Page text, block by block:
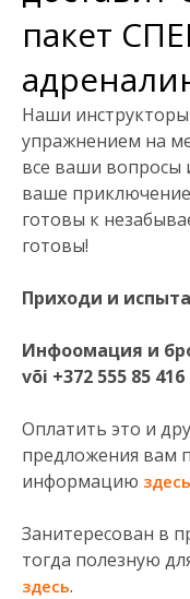
пакет
Наши
упражнением на
все ваши вопросы
ваше
готовы к
готовы!
Приходи и
Инфоомация и
või +372 555 85 416
Оплатить это и
предложения вам
информацию здесь
Занитересован в
тогда полезную
здесь.